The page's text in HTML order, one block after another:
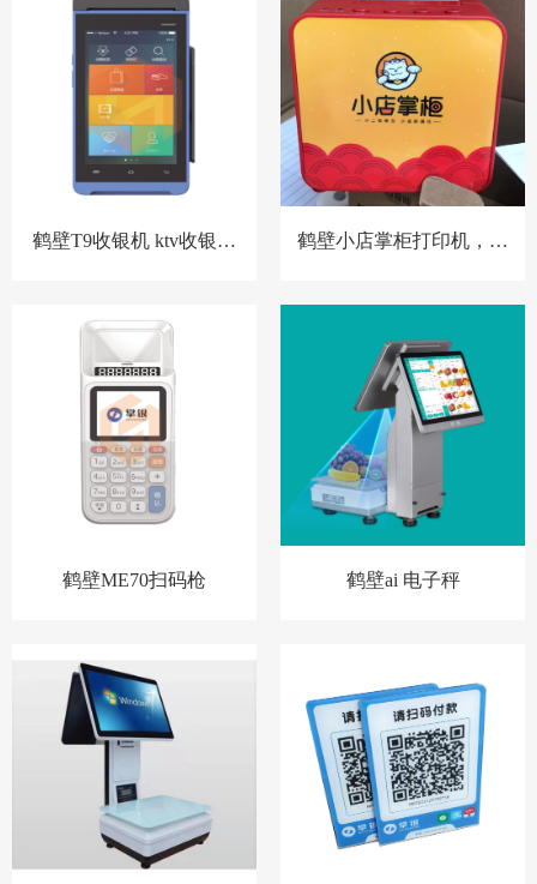
鹤壁T9收银机 ktv收银系
鹤壁小店掌柜打印机，扫
鹤壁ME70扫码枪 鹤壁ai 电子秤